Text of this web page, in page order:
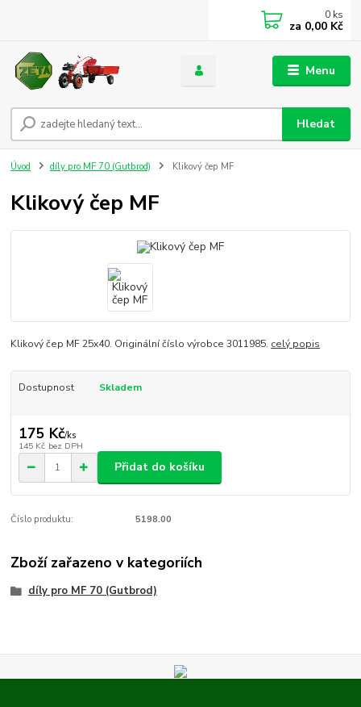
Menu
Hledat
0 ks
za 0,00 Kč
Úvod díly pro MF 70 (Gutbrod) Klikový čep MF
Klikový čep MF
Klikový čep MF 25x40. Originální číslo výrobce 3011985. celý popis
Dostupnost Skladem
175 Kč/ks
145 Kč bez DPH
Přidat do košíku
Číslo produktu: 5198.00
Zboží zařazeno v kategoriích
díly pro MF 70 (Gutbrod)